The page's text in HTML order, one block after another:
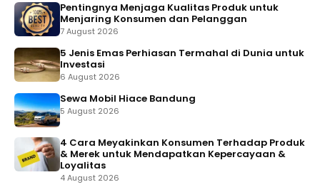
Pentingnya Menjaga Kualitas Produk untuk
Menjaring Konsumen dan Pelanggan
7 August 2026
5 Jenis Emas Perhiasan Termahal di Dunia untuk
Investasi
6 August 2026
Sewa Mobil Hiace Bandung
5 August 2026
4 Cara Meyakinkan Konsumen Terhadap Produk
& Merek untuk Mendapatkan Kepercayaan &
Loyalitas
4 August 2026